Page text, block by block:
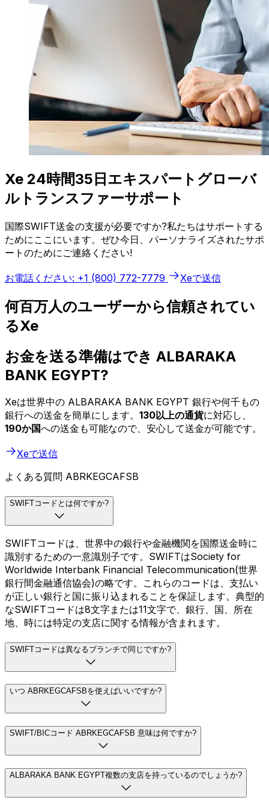
Xe 24時間35日エキスパートグローバ
ルトランスファーサポート
国際SWIFT送金の支援が必要ですか?私たちはサポートする
ためにここにいます。ぜひ今日、パーソナライズされたサポ
ートのためにご連絡ください!
お電話ください: +1 (800) 772-7779 Xeで送信
何百万人のユーザーから信頼されてい
るXe
お金を送る準備はでき ALBARAKA
BANK EGYPT?
Xeは世界中の ALBARAKA BANK EGYPT 銀行や何千もの
銀行への送金を簡単にします。 130以上の通貨に対応し、
190か国への送金も可能なので、安心して送金が可能です。
Xeで送信
よくある質問 ABRKEGCAFSB
SWIFTコードとは何ですか?
SWIFTコードは、世界中の銀行や金融機関を国際送金時に
識別するための一意識別子です。SWIFTはSociety for
Worldwide Interbank Financial Telecommunication(世界
銀行間金融通信協会)の略です。これらのコードは、支払い
が正しい銀行と国に振り込まれることを保証します。典型的
なSWIFTコードは8文字または11文字で、銀行、国、所在
地、時には特定の支店に関する情報が含まれます。
SWIFTコードは異なるブランチで同じですか?
いつ ABRKEGCAFSBを使えばいいですか?
SWIFT/BICコード ABRKEGCAFSB 意味は何ですか?
ALBARAKA BANK EGYPT複数の支店を持っているのでしょうか?